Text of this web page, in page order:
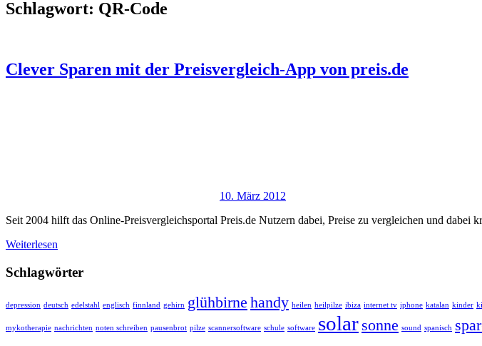
Schlagwort: QR-Code
Clever Sparen mit der Preisvergleich-App von preis.de
10. März 2012
Seit 2004 hilft das Online-Preisvergleichsportal Preis.de Nutzern dabei, Preise zu vergleichen und
Weiterlesen
Schlagwörter
depression deutsch edelstahl englisch finnland gehirn glühbirne handy heilen heilpilze ibiza internet tv iphone katalan kinder
mykotherapie nachrichten noten schreiben pausenbrot pilze scannersoftware schule software solar sonne sound spanisch